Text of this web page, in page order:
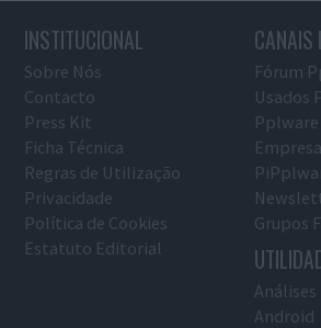
INSTITUCIONAL
Sobre Nós
Contacto
Press Kit
Ficha Técnica
Regras de Utilização
Privacidade
Política de Cookies
Estatuto Editorial
CANAIS
Fórum
Usados
Pplware
Grupos
Análises
Android